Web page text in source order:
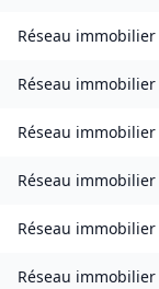
Réseau immobilier
Réseau immobilier
Réseau immobilier
Réseau immobilier
Réseau immobilier
Réseau immobilier